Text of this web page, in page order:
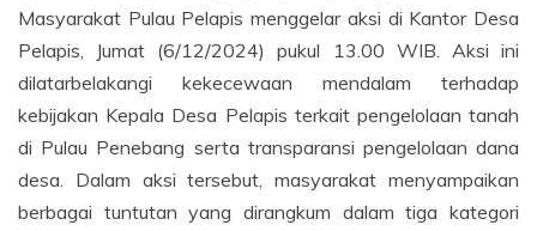
Masyarakat Pulau Pelapis menggelar aksi di Kantor Desa
Pelapis, Jumat (6/12/2024) pukul 13.00 WIB. Aksi ini
dilatarbelakangi kekecewaan mendalam terhadap
kebijakan Kepala Desa Pelapis terkait pengelolaan tanah
di Pulau Penebang serta transparansi pengelolaan dana
desa. Dalam aksi tersebut, masyarakat menyampaikan
berbagai tuntutan yang dirangkum dalam tiga kategori